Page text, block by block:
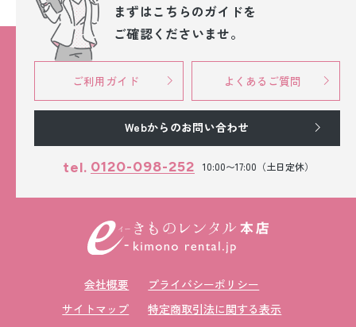
まずはこちらのガイドを
ご確認くださいませ。
ご利用ガイド よくあるご質問
Webからのお問い合わせ
tel. 0120-098-252 10:00〜17:00（土日定休）
会社概要
プライバシーポリシー
サイトマップ
特定商取引法に関する表示